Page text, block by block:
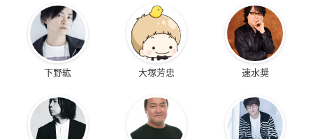
下野紘 大塚芳忠 速水奨